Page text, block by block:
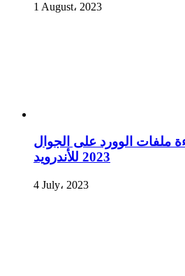
1 August، 2023
ملفات الوورد على الجوال
2023 للأندرويد
4 July، 2023